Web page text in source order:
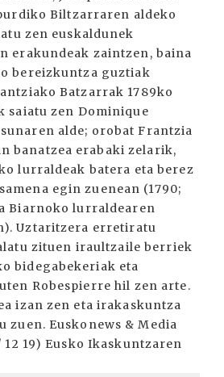
Biltzarraren aldeko
zen euskaldunek
erakundeak zaintzen, baina
bereizkuntza guztiak
Batzarrak 1789ko
saiatu zen Dominique
alde; orobat Frantzia
banatzea erabaki zelarik,
lurraldeak batera eta berez
egin zuenean (1790;
Biarnoko lurraldearen
Uztaritzera erretiratu
zituen iraultzaile berriek
bidegabekeriak eta
Robespierre hil zen arte.
izan zen eta irakaskuntza
zuen. Euskonews & Media
12 19) Eusko Ikaskuntzaren